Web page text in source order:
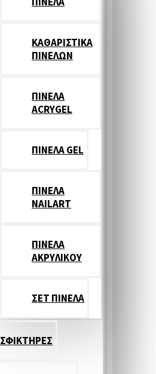
ΚΑΘΑΡΙΣΤΙΚΑ
ΠΙΝΕΛΩΝ
ΠΙΝΕΛΑ
ACRYGEL
ΠΙΝΕΛΑ GEL
ΠΙΝΕΛΑ
NAILART
ΠΙΝΕΛΑ
ΑΚΡΥΛΙΚΟΥ
ΣΕΤ ΠΙΝΕΛA
ΣΦΙΚΤΗΡΕΣ